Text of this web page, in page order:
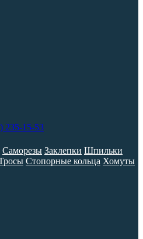
235-15-53
Саморезы Заклепки Шпильки
Стопорные кольца Хомуты